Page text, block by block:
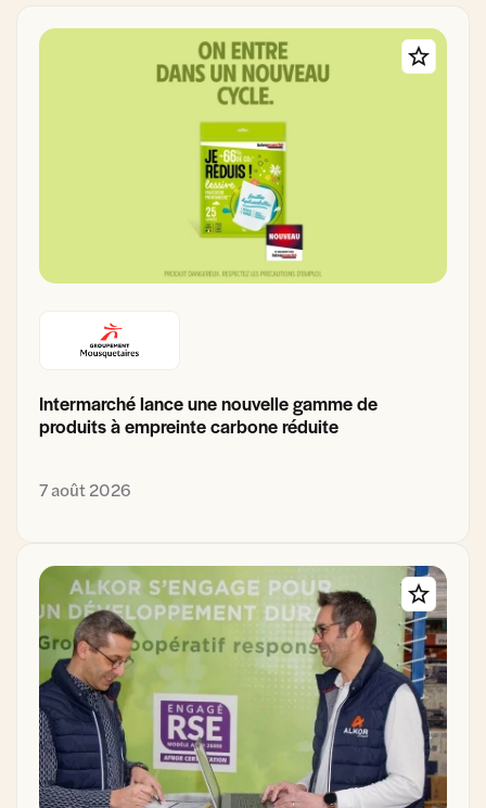
Intermarché lance une nouvelle gamme de
produits à empreinte carbone réduite
7 août 2026